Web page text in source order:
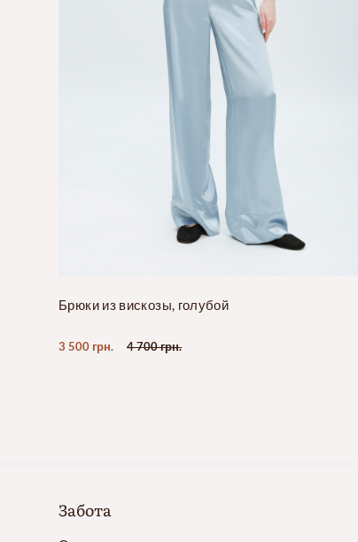
Брюки из вискозы, голубой
3 500 грн. 4 700 грн.
Забота